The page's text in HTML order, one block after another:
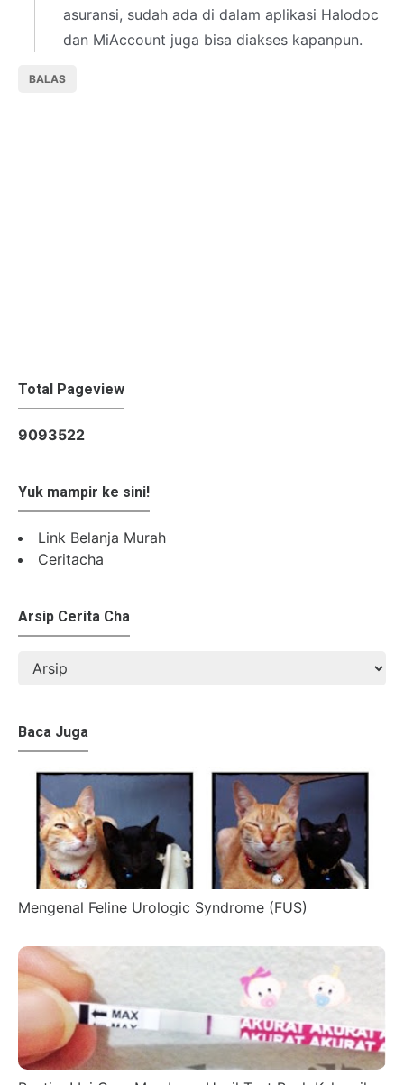
asuransi, sudah ada di dalam aplikasi Halodoc
dan MiAccount juga bisa diakses kapanpun.
BALAS
Total Pageview
9093522
Yuk mampir ke sini!
Link Belanja Murah
Ceritacha
Arsip Cerita Cha
Baca Juga
Mengenal Feline Urologic Syndrome (FUS)